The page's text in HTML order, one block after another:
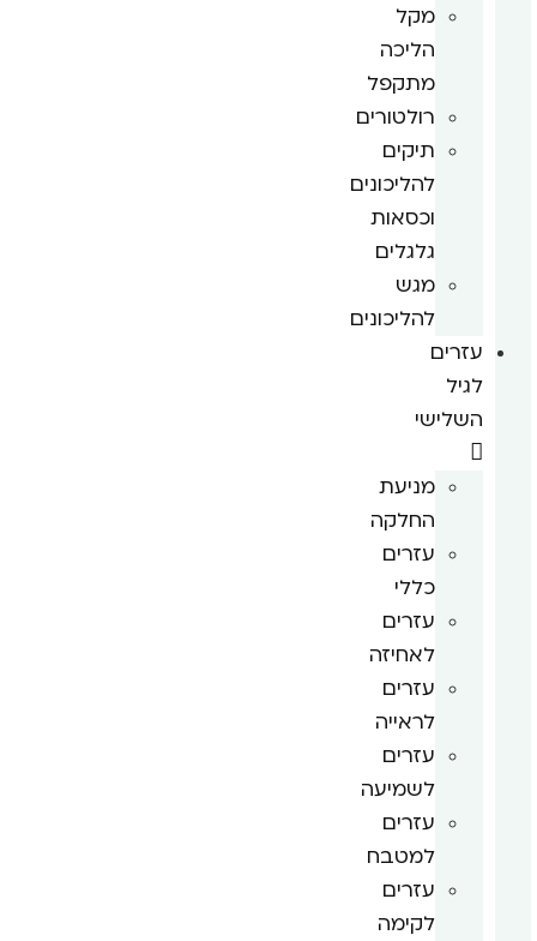
מקל
הליכה
מתקפל
רולטורים
תיקים
להליכונים
וכסאות
גלגלים
מגש
להליכונים
עזרים
לגיל
השלישי
מניעת
החלקה
עזרים
כללי
עזרים
לאחיזה
עזרים
לראייה
עזרים
לשמיעה
עזרים
למטבח
עזרים
לקימה